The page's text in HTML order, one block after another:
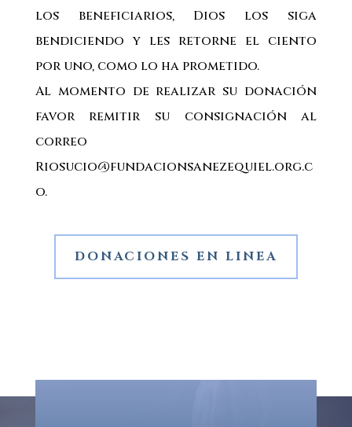
los beneficiarios, Dios los siga
bendiciendo y les retorne el ciento
por uno, como lo ha prometido.
Al momento de realizar su donación
favor remitir su consignación al
correo
Riosucio@fundacionsanezequiel.org.c
o.
DONACIONES EN LINEA